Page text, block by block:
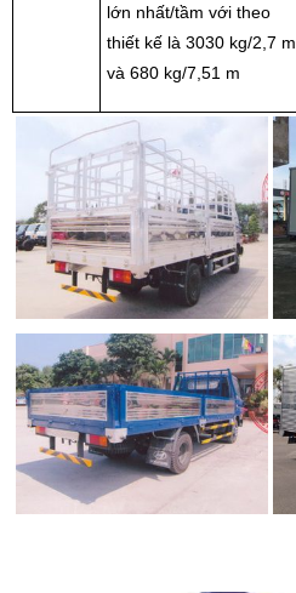
lớn nhất/tầm với theo
thiết kế là 3030 kg/2,7 m
và 680 kg/7,51 m